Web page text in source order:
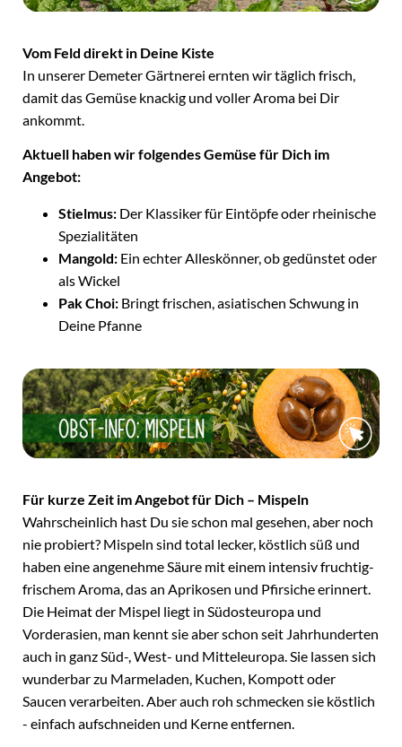
Vom Feld direkt in Deine Kiste
In unserer Demeter Gärtnerei ernten wir täglich frisch,
damit das Gemüse knackig und voller Aroma bei Dir
ankommt.
Aktuell haben wir folgendes Gemüse für Dich im
Angebot:
Stielmus: Der Klassiker für Eintöpfe oder rheinische
Spezialitäten
Mangold: Ein echter Alleskönner, ob gedünstet oder
als Wickel
Pak Choi: Bringt frischen, asiatischen Schwung in
Deine Pfanne
Für kurze Zeit im Angebot für Dich – Mispeln
Wahrscheinlich hast Du sie schon mal gesehen, aber noch
nie probiert? Mispeln sind total lecker, köstlich süß und
haben eine angenehme Säure mit einem intensiv fruchtig-
frischem Aroma, das an Aprikosen und Pfirsiche erinnert.
Die Heimat der Mispel liegt in Südosteuropa und
Vorderasien, man kennt sie aber schon seit Jahrhunderten
auch in ganz Süd-, West- und Mitteleuropa. Sie lassen sich
wunderbar zu Marmeladen, Kuchen, Kompott oder
Saucen verarbeiten. Aber auch roh schmecken sie köstlich
- einfach aufschneiden und Kerne entfernen.